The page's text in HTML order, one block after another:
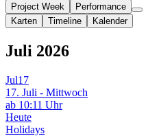
Project Week
Performance
Karten
Timeline Kalender
Juli 2026
Jul17
17. Juli - Mittwoch
ab 10:11 Uhr
Heute
Holidays